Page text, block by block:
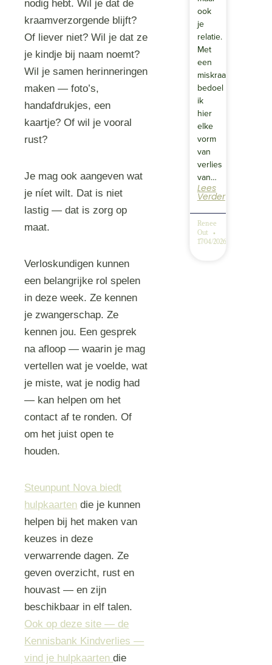
nodig hebt. Wil je dat de
kraamverzorgende blijft?
Of liever niet? Wil je dat ze
je kindje bij naam noemt?
Wil je samen herinneringen
maken — foto’s,
handafdrukjes, een
kaartje? Of wil je vooral
rust?
Je mag ook aangeven wat
je níet wilt. Dat is niet
lastig — dat is zorg op
maat.
Verloskundigen kunnen
een belangrijke rol spelen
in deze week. Ze kennen
je zwangerschap. Ze
kennen jou. Een gesprek
na afloop — waarin je mag
vertellen wat je voelde, wat
je miste, wat je nodig had
— kan helpen om het
contact af te ronden. Of
om het juist open te
houden.
Steunpunt Nova biedt
hulpkaarten die je kunnen
helpen bij het maken van
keuzes in deze
verwarrende dagen. Ze
geven overzicht, rust en
houvast — en zijn
beschikbaar in elf talen.
Ook op deze site — de
Kennisbank Kindverlies —
vind je hulpkaartendie
ook
je
relatie.
Met
een
miskraam
bedoel
ik
hier
elke
vorm
van
verlies
van…
Lees
Verder
Renee
Out
17/04/2026